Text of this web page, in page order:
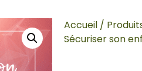
Accueil /
Sécuriser son